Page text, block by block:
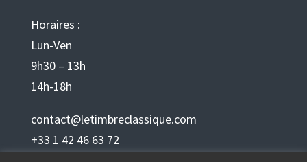
Horaires :
Lun-Ven
9h30 – 13h
14h-18h
contact@letimbreclassique.com
+33 1 42 46 63 72